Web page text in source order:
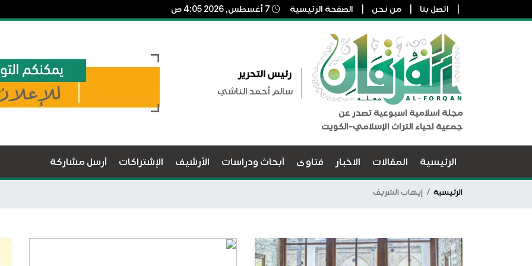
اتصل بنا من نحن الصفحة الرئيسية
مجلة اسلامية اسبوعية تصدر عن
جمعية احياء التراث الإسلامي-الكويت
رئيس التحرير
سالم أحمد الناشي
الرئيسية المقالات الاخبار فتاوى أبحاث ودراسات الأرشيف الإشتراكات أرسل مشاركة
الرئيسية إيهاب الشريف